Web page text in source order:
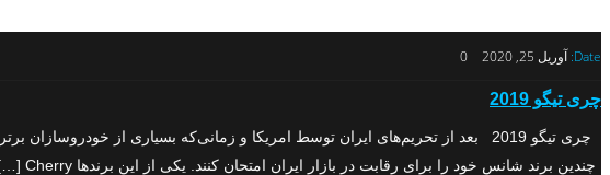
Date: آوریل 25, 2020 0
چری تیگو 2019
چری تیگو 2019 بعد از تحریم‌های ایران توسط امریکا و زمانی‌که بسیاری از
چندین برند شانس خود را برای رقابت در بازار ایران امتحان کنند. یکی از این برندها Cherry […]